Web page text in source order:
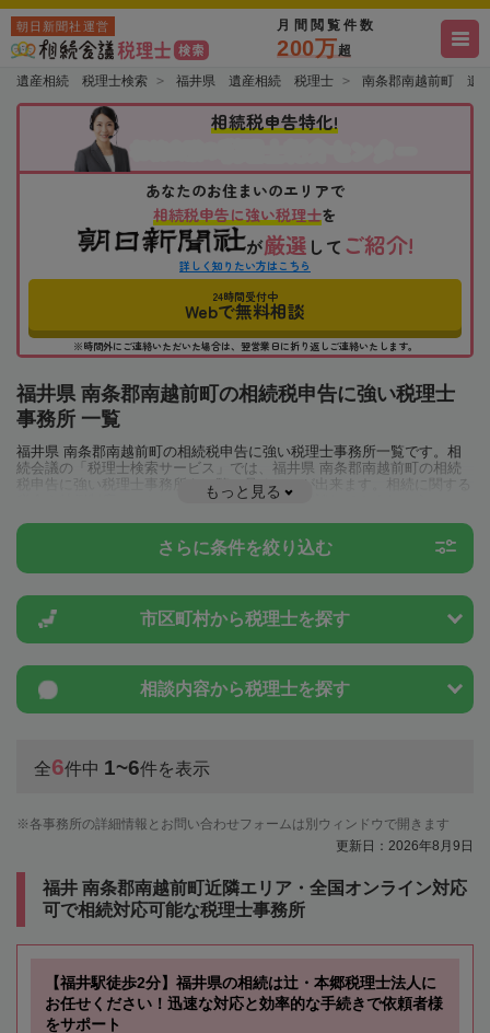
朝日新聞社運営 月間閲覧件数
200万超
遺産相続 税理士検索 福井県 遺産相続 税理士 南条郡南越前町 遺
相続税申告特化!
あなたのお住まいのエリアで
相続税申告に強い税理士を
が厳選 して ご紹介!
詳しく知りたい方はこちら
24時間受付中
Webで無料相談
※時間外にご連絡いただいた場合は、翌営業日に折り返しご連絡いたします。
福井県 南条郡南越前町の相続税申告に強い税理士
事務所 一覧
福井県 南条郡南越前町の相続税申告に強い税理士事務所一覧です。相
続会議の「税理士検索サービス」では、福井県 南条郡南越前町の相続
税申告に強い税理士事務所を一覧で見ることが出来ます。相続に関する
税金や特例制度のことは一度近隣の税理士に相談してみましょう。
もっと見る
さらに条件を絞り込む
市区町村から税理士を探す
相談内容から税理士を探す
全6件中 1~6件を表示
各事務所の詳細情報とお問い合わせフォームは別ウィンドウで開きます
更新日：2026年8月9日
福井 南条郡南越前町近隣エリア・全国オンライン対応
可で相続対応可能な税理士事務所
【福井駅徒歩2分】福井県の相続は辻・本郷税理士法人に
お任せください！迅速な対応と効率的な手続きで依頼者様
をサポート